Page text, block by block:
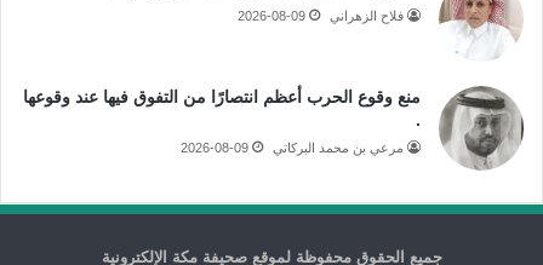
فلاح الزهراني 2026-08-09
منع وقوع الحرب أعظم انتصارًا من التفوق فيها عند وقوعها
.
مرعي بن محمد البركاتي 2026-08-09
جميع الحقوق محفوظة لموقع صحيفة مكة الإلكترونية